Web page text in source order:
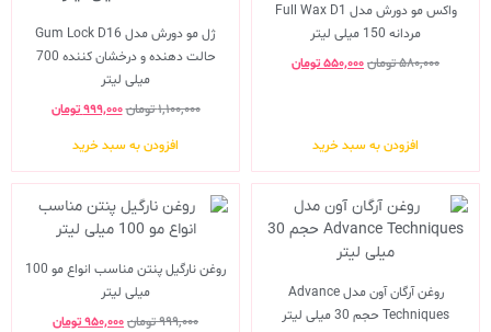
واکس مو دورش مدل Full Wax D1
مردانه 150 میلی لیتر
۵۸۰,۰۰۰تومان۵۵۰,۰۰۰تومان
افزودن به سبد خرید
ژل مو دورش مدل Gum Lock D16
حالت دهنده و درخشان کننده 700
میلی لیتر
۱,۱۰۰,۰۰۰تومان۹۹۹,۰۰۰ تومان
افزودن به سبد خرید
روغن آرگان آون مدل Advance
Techniques حجم 30 میلی لیتر
روغن نارگیل پنتن مناسب انواع مو 100
میلی لیتر
۹۹۹,۰۰۰تومان۹۵۰,۰۰۰تومان